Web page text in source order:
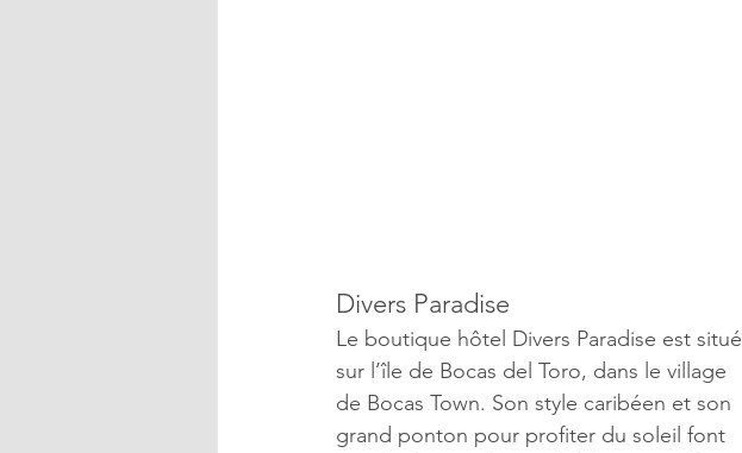
Divers Paradise
Le boutique hôtel Divers Paradise est situé
sur l’île de Bocas del Toro, dans le village
de Bocas Town. Son style caribéen et son
grand ponton pour profiter du soleil font